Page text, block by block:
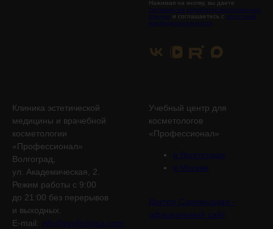
Нажимая на кнопку, вы даете
согласие на обработку персональных
данных и соглашаетесь с политикой
конфиденциальности
Клиника эстетической
медицины и врачебной
косметологии
«Профессионал»
Волгоград,
ул. Академическая, 2.
Режим работы с 9:00
до 21:00 без перерывов
и выходных.
E-mail: info@proficlinica.com
Учебный центр для
косметологов
«Профессионал»
в Волгограде
в Москве
Доктор Саромыцкая -
официальный сайт